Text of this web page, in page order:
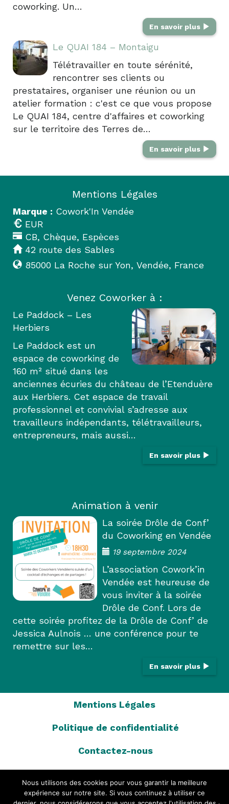
coworking. Un…
En savoir plus
Le QUAI 184 – Montaigu
Télétravailler en toute sérénité,
rencontrer ses clients ou
prestataires, organiser une réunion ou un
atelier formation : c'est ce que vous propose
Le QUAI 184, centre d'affaires et coworking
sur le territoire des Terres de…
En savoir plus
Mentions Légales
Marque : Cowork'In Vendée
EUR
CB, Chèque, Espèces
42 route des Sables
85000 La Roche sur Yon, Vendée, France
Venez Coworker à :
Le Paddock – Les
Herbiers
Le Paddock est un
espace de coworking de
160 m² situé dans les
anciennes écuries du château de l’Etenduère
aux Herbiers. Cet espace de travail
professionnel et convivial s’adresse aux
travailleurs indépendants, télétravailleurs,
entrepreneurs, mais aussi…
En savoir plus
Animation à venir
La soirée Drôle de Conf’
du Coworking en Vendée
19 septembre 2024
L’association Cowork’in
Vendée est heureuse de
vous inviter à la soirée
Drôle de Conf. Lors de
cette soirée profitez de la Drôle de Conf’ de
Jessica Aulnois … une conférence pour te
remettre sur les…
En savoir plus
Mentions Légales
Politique de confidentialité
Contactez-nous
Charte d’adhésion
L’équipe Cowork’in Vendée
Nous utilisons des cookies pour vous garantir la meilleure
expérience sur notre site. Si vous continuez à utiliser ce